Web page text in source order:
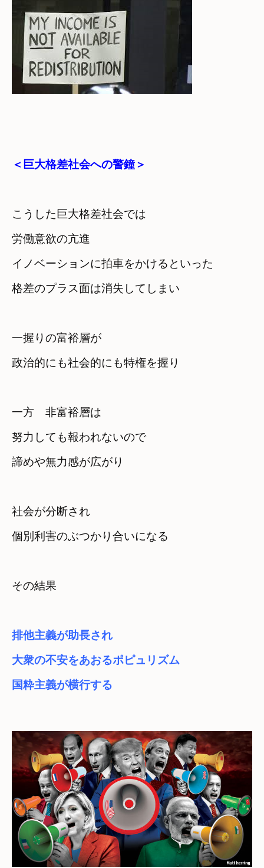
＜巨大格差社会への警鐘＞
こうした巨大格差社会では
労働意欲の亢進
イノベーションに拍車をかけるといった
格差のプラス面は消失してしまい
一握りの富裕層が
政治的にも社会的にも特権を握り
一方　非富裕層は
努力しても報われないので
社会が分断され
個別利害のぶつかり合いになる
その結果
排他主義が助長され
大衆の不安をあおるポピュリズム
国粋主義が横行する